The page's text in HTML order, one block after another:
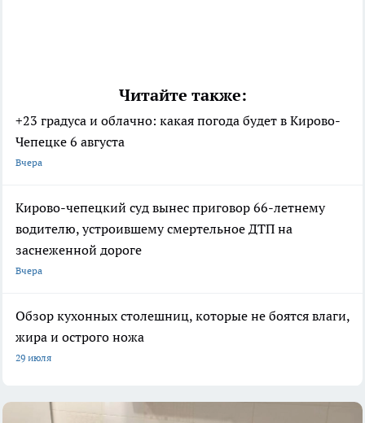
Читайте также:
+23 градуса и облачно: какая погода будет в Кирово-
Чепецке 6 августа
Вчера
Кирово-чепецкий суд вынес приговор 66-летнему
водителю, устроившему смертельное ДТП на
заснеженной дороге
Вчера
Обзор кухонных столешниц, которые не боятся влаги,
жира и острого ножа
29 июля